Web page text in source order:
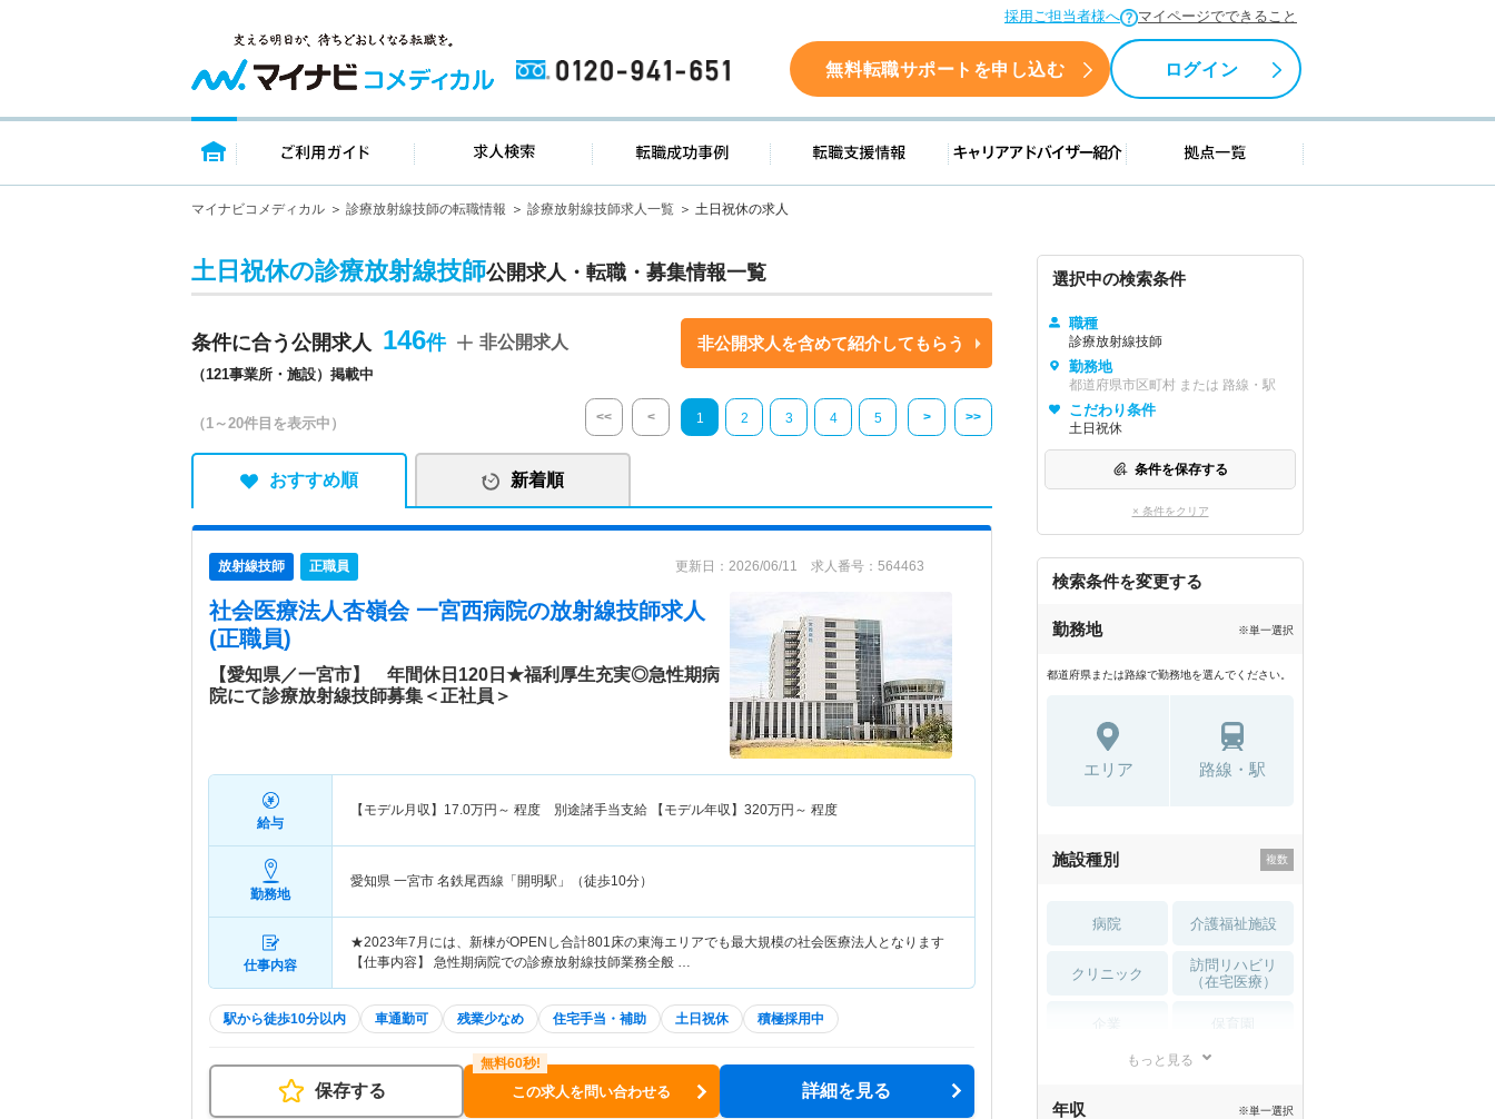
採用ご担当者様へ マイページでできること
0120-941-651 無料転職サポートを申し込む ログイン
トップページ ご利用ガイド 求人検索 転職成功事例 転職支援情報 キャリアアドバイザー紹介 拠点一覧
マイナビコメディカル 診療放射線技師の転職情報 診療放射線技師求人一覧 土日祝休の求人
土日祝休の診療放射線技師公開求人・転職・募集情報一覧
条件に合う公開求人 146
（121事業所・施設）掲載中
非公開求人 非公開求人を含めて紹介してもらう
（1～20件目を表示中） << < 1 2 3 4 5 > >>
おすすめ順 新着順
放射線技師 正職員 更新日：2026/06/11 求人番号：564463
社会医療法人杏嶺会 一宮西病院の放射線技師求人
(正職員)
【愛知県／一宮市】 年間休日120日★福利厚生充実◎急性期病
院にて診療放射線技師募集＜正社員＞
給与
【モデル月収】 17.0万円～ 程度 別途諸手当支給 【モデル年収】 320万円～ 程度
勤務地
愛知県 一宮市 名鉄尾西線「開明駅」（徒歩10分）
仕事内容
★2023年7月には、新棟がOPENし合計801床の東海エリアでも最大規模の社会医療法人となります
【仕事内容】 急性期病院での診療放射線技師業務全般 …
駅から徒歩10分以内 車通勤可 残業少なめ 住宅手当・補助 土日祝休 積極採用中
保存する この求人を問い合わせる 詳細を見る
選択中の検索条件
職種
診療放射線技師
勤務地
都道府県市区町村 または 路線・駅
こだわり条件
土日祝休
条件を保存する
× 条件をクリア
検索条件を変更する
勤務地 ※単一選択
都道府県または路線で勤務地を選んでください。
エリア 路線・駅
施設種別
病院 介護福祉施設
クリニック
訪問リハビリ
（在宅医療）
もっと見る
年収 ※単一選択